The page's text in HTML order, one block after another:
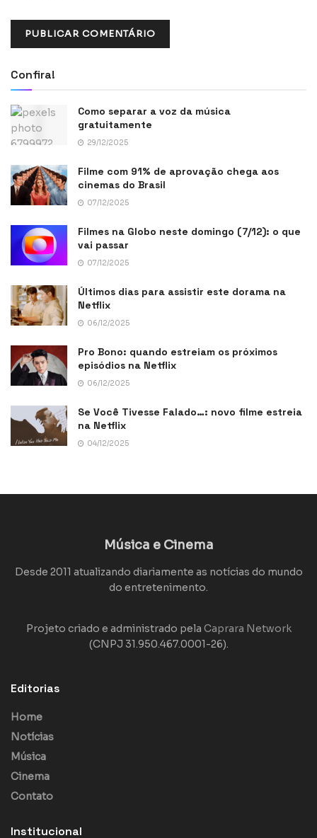
Confira!
Como separar a voz da música
gratuitamente
29/12/2025
Filme com 91% de aprovação chega aos
cinemas do Brasil
07/12/2025
Filmes na Globo neste domingo (7/12): o que
vai passar
07/12/2025
Últimos dias para assistir este dorama na
Netflix
06/12/2025
Pro Bono: quando estreiam os próximos
episódios na Netflix
06/12/2025
Se Você Tivesse Falado…: novo filme estreia
na Netflix
04/12/2025
Música e Cinema
Desde 2011 atualizando diariamente as notícias do mundo
do entretenimento.
Projeto criado e administrado pela Caprara Network
(CNPJ 31.950.467.0001-26).
Editorias
Home
Notícias
Música
Cinema
Contato
Institucional